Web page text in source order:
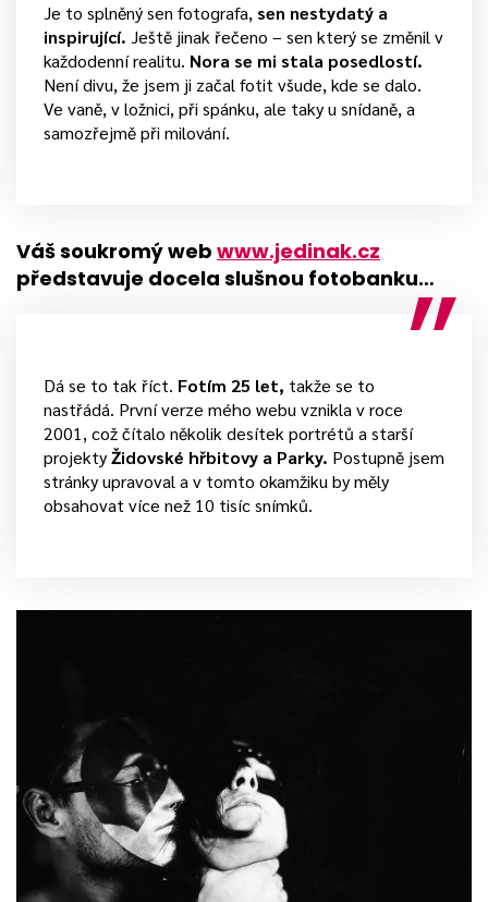
Je to splněný sen fotografa, sen nestydatý a
inspirující. Ještě jinak řečeno – sen který se změnil v
každodenní realitu. Nora se mi stala posedlostí.
Není divu, že jsem ji začal fotit všude, kde se dalo.
Ve vaně, v ložnici, při spánku, ale taky u snídaně, a
samozřejmě při milování.
Váš soukromý web www.jedinak.cz
představuje docela slušnou fotobanku…
Dá se to tak říct. Fotím 25 let, takže se to
nastřádá. První verze mého webu vznikla v roce
2001, což čítalo několik desítek portrétů a starší
projektyŽidovské hřbitovy a Parky. Postupně jsem
stránky upravoval a v tomto okamžiku by měly
obsahovat více než 10 tisíc snímků.